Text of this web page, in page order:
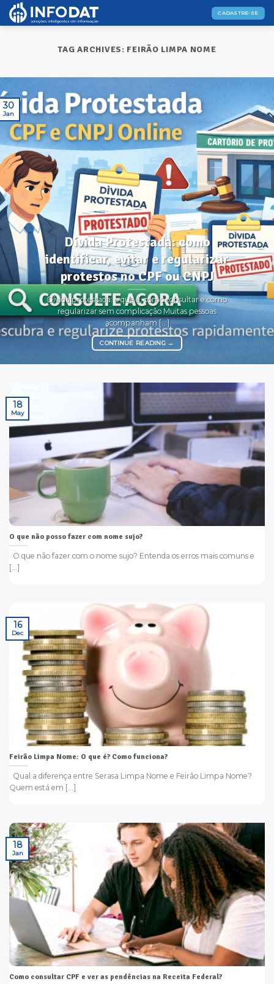
Skip
CADASTRE-SE
TAG ARCHIVES: FEIRÃO LIMPA NOME
DICAS ÚTEIS
Dívida Protestada: como
identificar, evitar e regularizar
protestos no CPF ou CNPJ
Dívida protestada: o que é, como consultar e como
regularizar sem complicação Muitas pessoas
acompanham [...]
CONTINUE READING →
30
Jan
O que não posso fazer com nome sujo?
O que não fazer com o nome sujo? Entenda os erros mais comuns e
[...]
18
May
Feirão Limpa Nome: O que é? Como funciona?
Qual a diferença entre Serasa Limpa Nome e Feirão Limpa Nome?
Quem está em [...]
16
Dec
Como consultar CPF e ver as pendências na Receita Federal?
18
Jan